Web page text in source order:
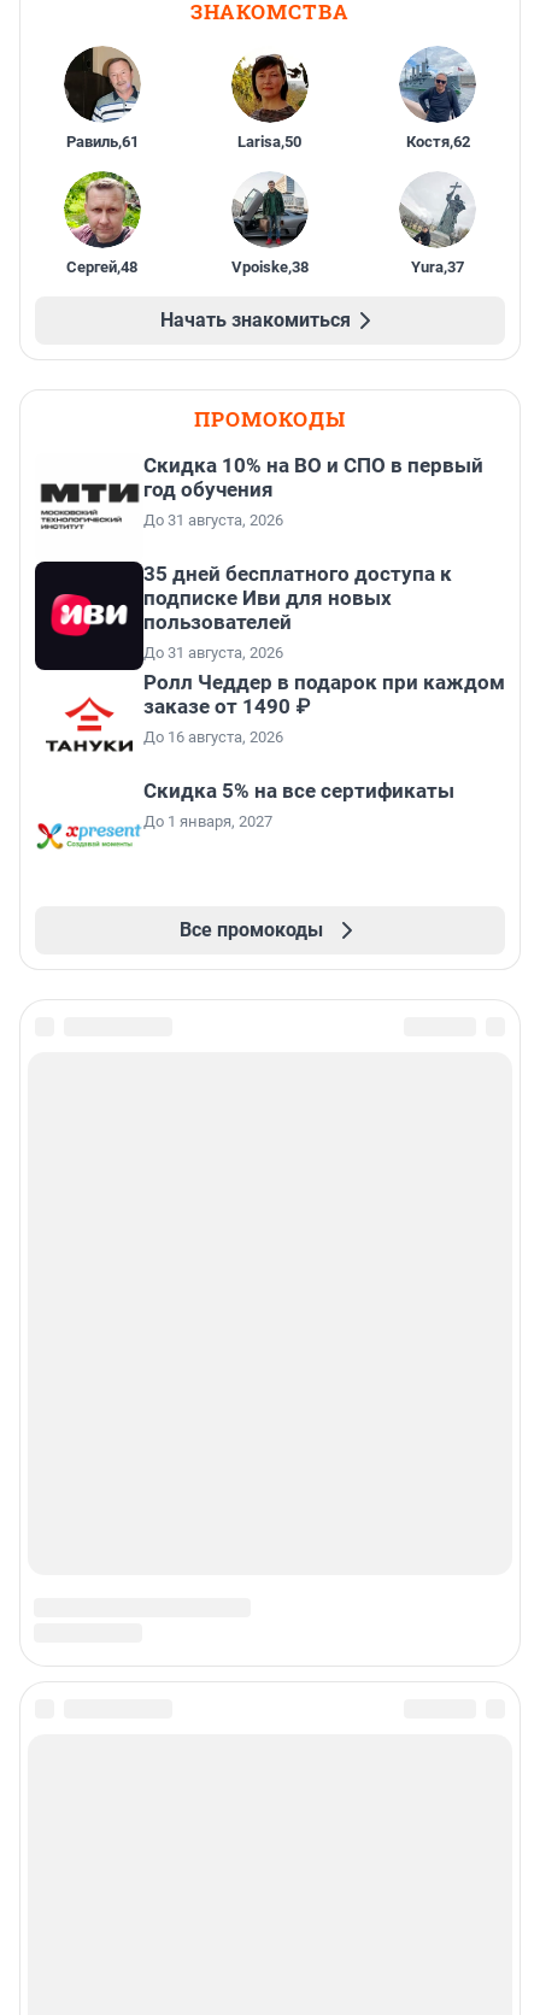
ЗНАКОМСТВА
Равиль,61 Larisa,50 Костя,62
Сергей,48 Vpoiske,38 Yura,37
Начать знакомиться
ПРОМОКОДЫ
Скидка 10% на ВО и СПО в первый
год обучения
До 31 августа, 2026
35 дней бесплатного доступа к
подписке Иви для новых
пользователей
До 31 августа, 2026
Ролл Чеддер в подарок при каждом
заказе от 1490 ₽
До 16 августа, 2026
Скидка 5% на все сертификаты
До 1 января, 2027
Все промокоды